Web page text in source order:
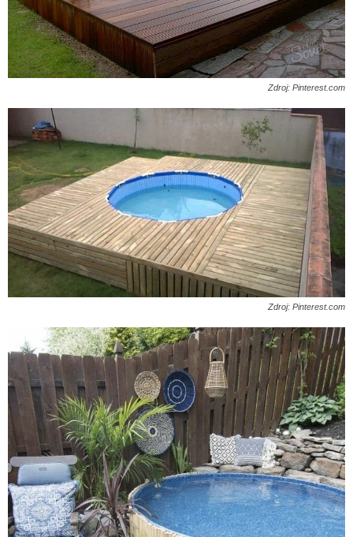
Zdroj: Pinterest.com
Zdroj: Pinterest.com